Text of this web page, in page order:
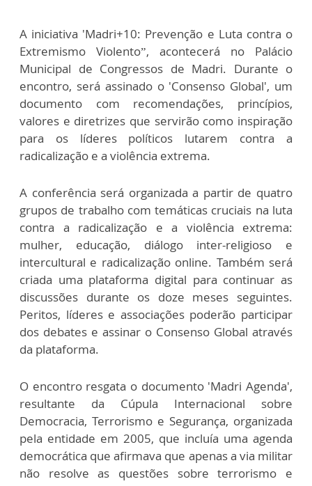
A iniciativa 'Madri+10: Prevenção e Luta contra o
Extremismo Violento”, acontecerá no Palácio
Municipal de Congressos de Madri. Durante o
encontro, será assinado o 'Consenso Global', um
documento com recomendações, princípios,
valores e diretrizes que servirão como inspiração
para os líderes políticos lutarem contra a
radicalização e a violência extrema.
A conferência será organizada a partir de quatro
grupos de trabalho com temáticas cruciais na luta
contra a radicalização e a violência extrema:
mulher, educação, diálogo inter-religioso e
intercultural e radicalização online. Também será
criada uma plataforma digital para continuar as
discussões durante os doze meses seguintes.
Peritos, líderes e associações poderão participar
dos debates e assinar o Consenso Global através
da plataforma.
O encontro resgata o documento 'Madri Agenda',
resultante da Cúpula Internacional sobre
Democracia, Terrorismo e Segurança, organizada
pela entidade em 2005, que incluía uma agenda
democrática que afirmava que apenas a via militar
não resolve as questões sobre terrorismo e